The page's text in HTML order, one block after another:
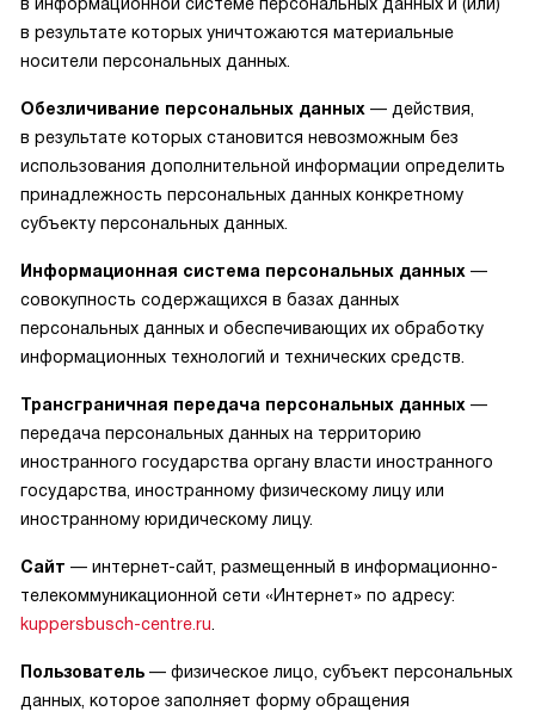
в результате которых уничтожаются материальные
носители персональных данных.
Обезличивание персональных данных — действия,
в результате которых становится невозможным без
использования дополнительной информации определить
принадлежность персональных данных конкретному
субъекту персональных данных.
Информационная система персональных данных —
совокупность содержащихся в базах данных
персональных данных и обеспечивающих их обработку
информационных технологий и технических средств.
Трансграничная передача персональных данных —
передача персональных данных на территорию
иностранного государства органу власти иностранного
государства, иностранному физическому лицу или
иностранному юридическому лицу.
Сайт — интернет-сайт, размещенный в информационно-
телекоммуникационной сети «Интернет» по адресу:
kuppersbusch-centre.ru
Пользователь — физическое лицо, субъект персональных
данных, которое заполняет форму обращения